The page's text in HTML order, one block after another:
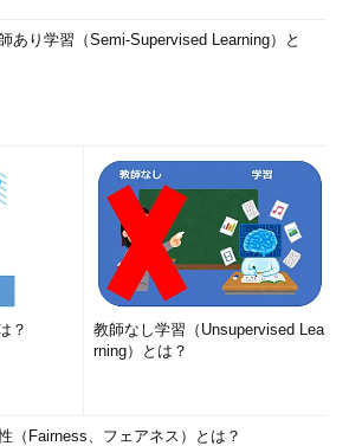
あり学習（Semi-Supervised Learning）と
？
教師なし学習（Unsupervised Lea
rning）とは？
（Fairness、フェアネス）とは？